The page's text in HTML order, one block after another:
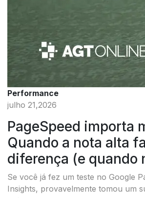
Performance
julho 21,2026
PageSpeed importa
Quando a nota alta
diferença (e quando
Se você já fez um teste no Google
Insights, provavelmente tomou um